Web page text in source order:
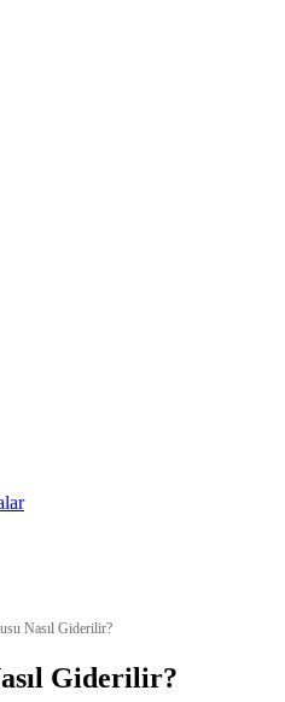
Nasıl Giderilir?
Giderilir?